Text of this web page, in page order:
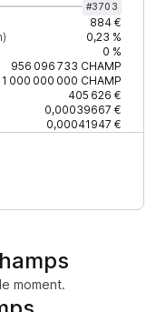
#3703
884 €
0,23 %
0 %
956 096 733 CHAMP
1 000 000 000 CHAMP
405 626 €
0,00039667 €
0,00041947 €
moment.